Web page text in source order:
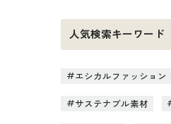
人気検索キーワード
エシカルファッション
サステナブル素材